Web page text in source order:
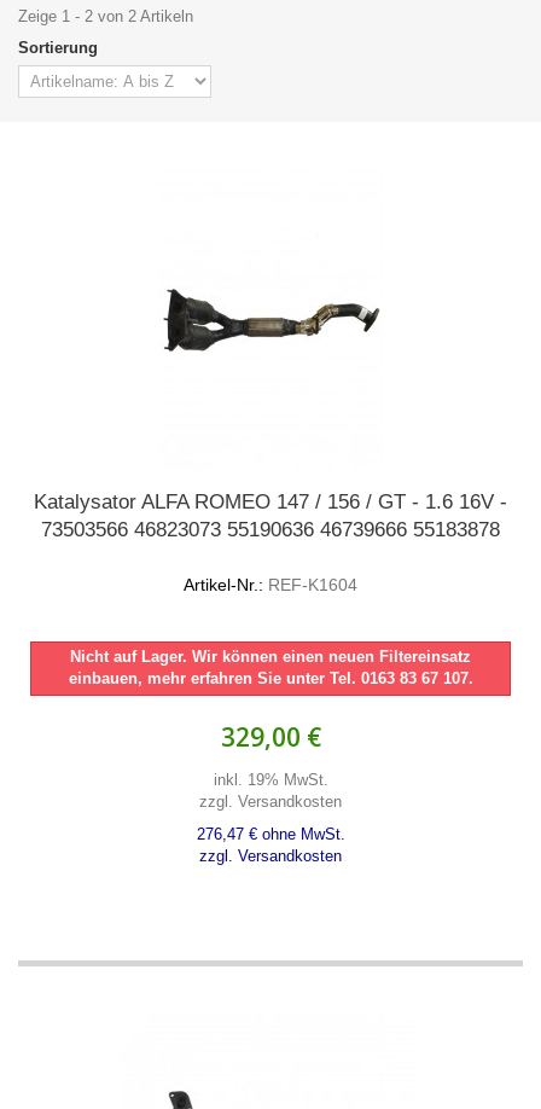
Zeige 1 - 2 von 2 Artikeln
Sortierung
Katalysator ALFA ROMEO 147 / 156 / GT - 1.6 16V -
73503566 46823073 55190636 46739666 55183878
Artikel-Nr.: REF-K1604
Nicht auf Lager. Wir können einen neuen Filtereinsatz
einbauen, mehr erfahren Sie unter Tel. 0163 83 67 107.
329,00 €
inkl. 19% MwSt.
zzgl. Versandkosten
276,47 € ohne MwSt.
zzgl. Versandkosten